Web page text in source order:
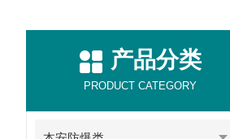
产品分类
PRODUCT CATEGORY